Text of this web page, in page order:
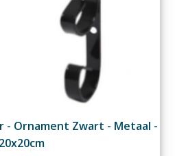
- Ornament Zwart - Metaal -
20x20cm